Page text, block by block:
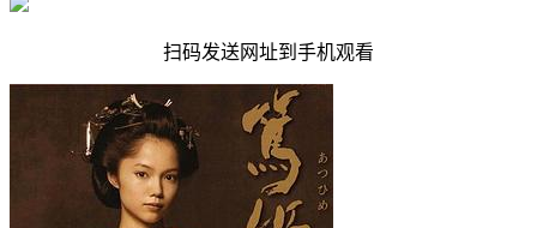
扫码发送网址到手机观看